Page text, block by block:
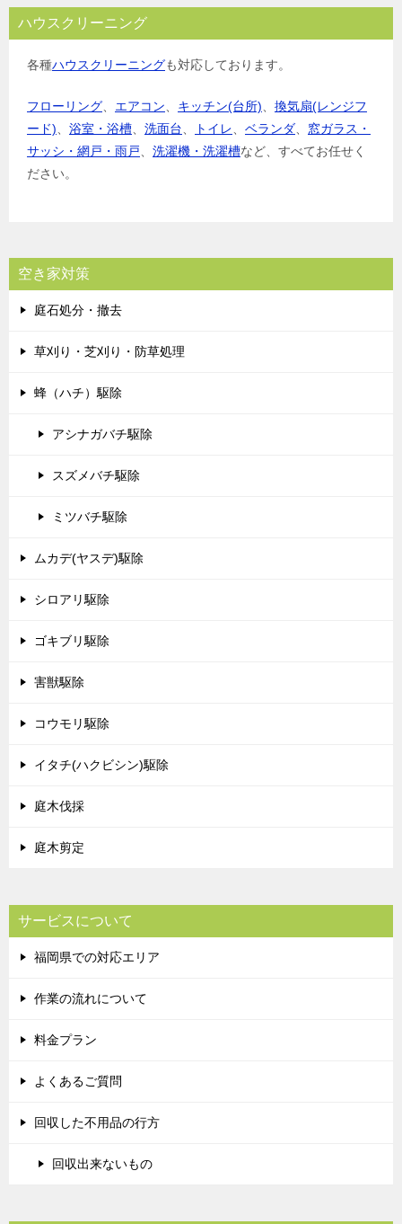
ハウスクリーニング
各種ハウスクリーニングも対応しております。
フローリング、 エアコン、 キッチン(台所)、 換気扇(レンジフ
ード)、 浴室・浴槽、 洗面台、 トイレ、 ベランダ、 窓ガラス・
サッシ・網戸・雨戸、 洗濯機・洗濯槽など、すべてお任せく
ださい。
空き家対策
庭石処分・撤去
草刈り・芝刈り・防草処理
蜂（ハチ）駆除
アシナガバチ駆除
スズメバチ駆除
ミツバチ駆除
ムカデ(ヤスデ)駆除
シロアリ駆除
ゴキブリ駆除
害獣駆除
コウモリ駆除
イタチ(ハクビシン)駆除
庭木伐採
庭木剪定
サービスについて
福岡県での対応エリア
作業の流れについて
料金プラン
よくあるご質問
回収した不用品の行方
回収出来ないもの